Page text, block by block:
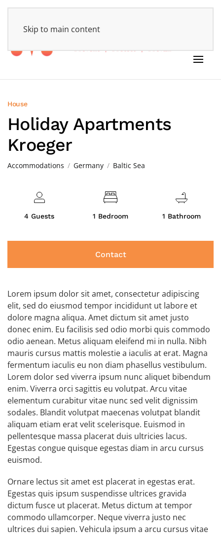
Skip to main content
House
Holiday Apartments
Kroeger
Accommodations Germany Baltic Sea
4 Guests 1 Bedroom 1 Bathroom
Contact
Lorem ipsum dolor sit amet, consectetur adipiscing
elit, sed do eiusmod tempor incididunt ut labore et
dolore magna aliqua. Amet dictum sit amet justo
donec enim. Eu facilisis sed odio morbi quis commodo
odio aenean. Metus aliquam eleifend mi in nulla. Nibh
mauris cursus mattis molestie a iaculis at erat. Magna
fermentum iaculis eu non diam phasellus vestibulum.
Lorem dolor sed viverra ipsum nunc aliquet bibendum
enim. Viverra orci sagittis eu volutpat. Arcu vitae
elementum curabitur vitae nunc sed velit dignissim
sodales. Blandit volutpat maecenas volutpat blandit
aliquam etiam erat velit scelerisque. Euismod in
pellentesque massa placerat duis ultricies lacus.
Egestas congue quisque egestas diam in arcu cursus
euismod.
Ornare lectus sit amet est placerat in egestas erat.
Egestas quis ipsum suspendisse ultrices gravida
dictum fusce ut placerat. Metus dictum at tempor
commodo ullamcorper. Neque viverra justo nec
ultrices dui sapien. Vehicula ipsum a arcu cursus vitae